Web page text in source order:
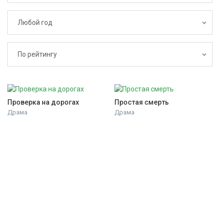
Активировать промокод
Любой год
По рейтингу
Проверка на дорогах
Драма
Простая смерть
Драма